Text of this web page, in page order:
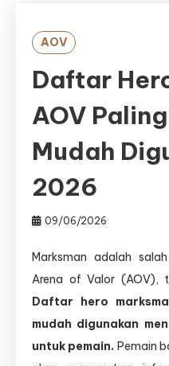
AOV
Daftar
AOV
Mudah
2026
09/06/2026
Marksman adalah
Arena of Valor (AOV),
Daftar hero
mudah digunakan
untuk pemain. Pemain